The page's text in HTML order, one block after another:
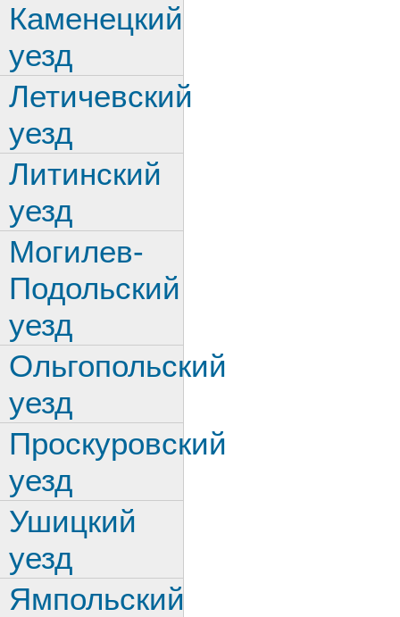
Каменецкий
уезд
Летичевский
уезд
Литинский
уезд
Могилев-
Подольский
уезд
Ольгопольский
уезд
Проскуровский
уезд
Ушицкий
уезд
Ямпольский